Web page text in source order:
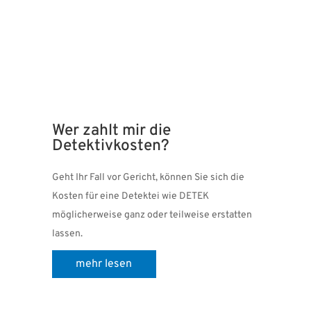
Wer zahlt mir die
Detektivkosten?
Geht Ihr Fall vor Gericht, können Sie sich die
Kosten für eine Detektei wie DETEK
möglicherweise ganz oder teilweise erstatten
lassen.
mehr lesen